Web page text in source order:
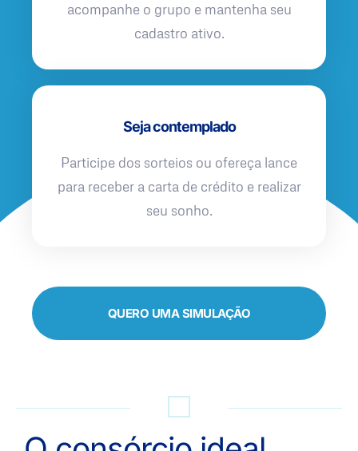
acompanhe o grupo e mantenha seu
cadastro ativo.
Seja contemplado
Participe dos sorteios ou ofereça lance
para receber a carta de crédito e realizar
seu sonho.
QUERO UMA SIMULAÇÃO